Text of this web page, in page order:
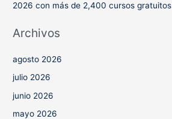
2026 con más de 2,400 cursos gratuitos
Archivos
agosto 2026
julio 2026
junio 2026
mayo 2026